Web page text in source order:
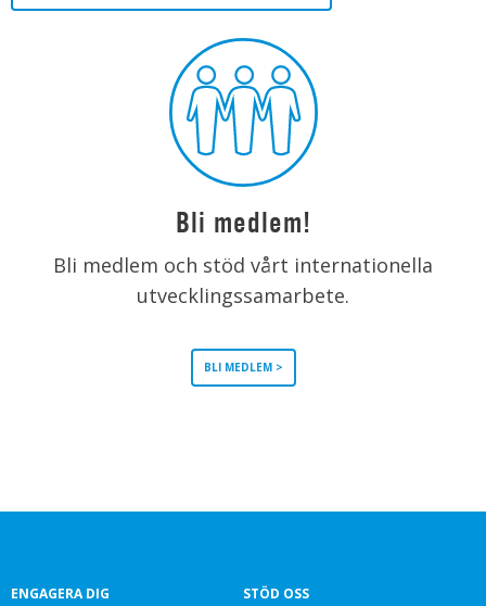
Bli medlem!
Bli medlem och stöd vårt internationella
utvecklingssamarbete.
BLI MEDLEM >
ENGAGERA DIG STÖD OSS